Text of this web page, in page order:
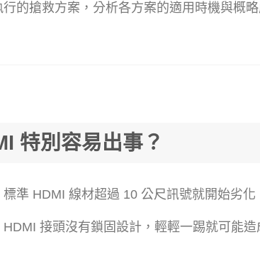
的搶救方案，分析各方案的適用時機與概
特別容易出事？
標準 HDMI 線材超過 10 公尺訊號就開始劣
HDMI 接頭沒有鎖固設計，輕輕一踢就可能